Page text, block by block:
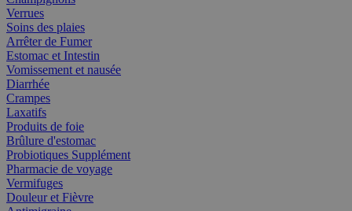
Verrues
Soins des plaies
Arrêter de Fumer
Estomac et Intestin
Vomissement et nausée
Diarrhée
Crampes
Laxatifs
Produits de foie
Brûlure d'estomac
Probiotiques Supplément
Pharmacie de voyage
Vermifuges
Douleur et Fièvre